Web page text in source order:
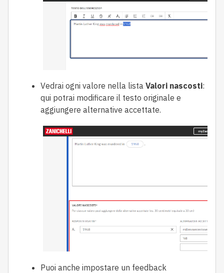
Vedrai ogni valore nella lista Valori nascosti:
qui potrai modificare il testo originale e
aggiungere alternative accettate.
Puoi anche impostare un feedback